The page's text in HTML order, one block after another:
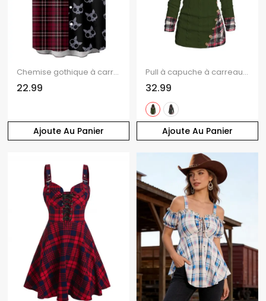
Ajoute Au Panier
Chemise gothique à carreaux pour homme, boutonnée, imprimée tête de mort, pour Halloween
22.99
Ajoute Au Panier
Pull à capuche à carreaux en tricot torsadé pour femme, col châle froncé à boutons factices
32.99